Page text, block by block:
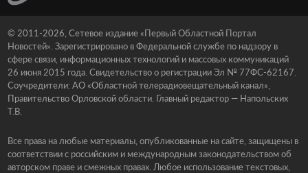
© 2011-2026, Сетевое издание «Первый Областной Портал
Новостей». Зарегистрировано в Федеральной службе по надзору в
сфере связи, информационных технологий и массовых коммуникаций
26 июня 2015 года. Свидетельство о регистрации Эл № 77ФС-62167.
Соучредители: АО «Областной телерадиовещательный канал»,
Правительство Орловской области. Главный редактор — Напольских
Т.В.
Все права на любые материалы, опубликованные на сайте, защищены в
соответствии с российским и международным законодательством об
авторском праве и смежных правах. Любое использование текстовых,